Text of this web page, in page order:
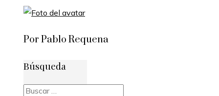
Por Pablo Requena
Búsqueda
Buscar: